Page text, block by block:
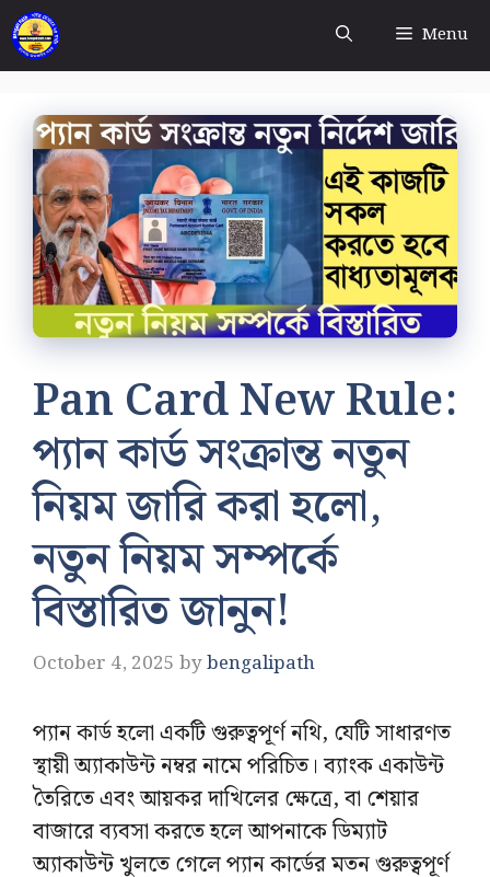
Skip
to
content
Menu
Pan Card New Rule:
প্যান কার্ড সংক্রান্ত নতুন
নিয়ম জারি করা হলো,
নতুন নিয়ম সম্পর্কে
বিস্তারিত জানুন!
October 4, 2025 bybengalipath
প্যান কার্ড হলো একটি গুরুত্বপূর্ণ নথি, যেটি সাধারণত
স্থায়ী অ্যাকাউন্ট নম্বর নামে পরিচিত। ব্যাংক একাউন্ট
তৈরিতে এবং আয়কর দাখিলের ক্ষেত্রে, বা শেয়ার
বাজারে ব্যবসা করতে হলে আপনাকে ডিম্যাট
অ্যাকাউন্ট খুলতে গেলে প্যান কার্ডের মতন গুরুত্বপূর্ণ